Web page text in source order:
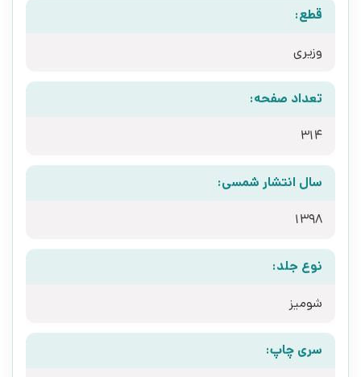
قطع:
وزیری
تعداد صفحه:
314
سال انتشار شمسی:
1398
نوع جلد:
شومیز
سری چاپ: